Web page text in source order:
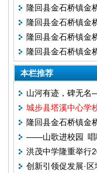
季“预防传染病”主
隆回县金石桥镇金
手抄报比赛
隆回县金石桥镇金
伴我行”主题班会活
隆回县金石桥镇金
一氧化碳中毒安全
隆回县金石桥镇金
看道路交通安全警
本栏推荐
山河有迹，碑无
校举行清明祭英烈
城步县塔溪中心学
暴综合演练
隆回县金石桥镇金
课”安全教育主题班
——山歌进校园
洪茂中学隆重举行
——安全教育与奋
创新引领促发展·